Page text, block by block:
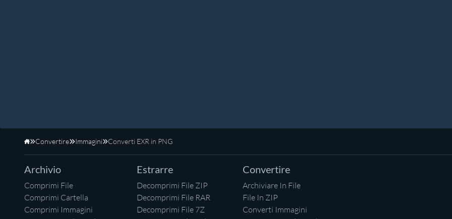
Home
Convertire Immagini Converti EXR in PNG
Archivio
Comprimi File
Comprimi Cartella
Comprimi Immagini
Estrarre
Decomprimi File ZIP
Decomprimi File RAR
Decomprimi File 7Z
Convertire
Archiviare In File
File In ZIP
Converti Immagini